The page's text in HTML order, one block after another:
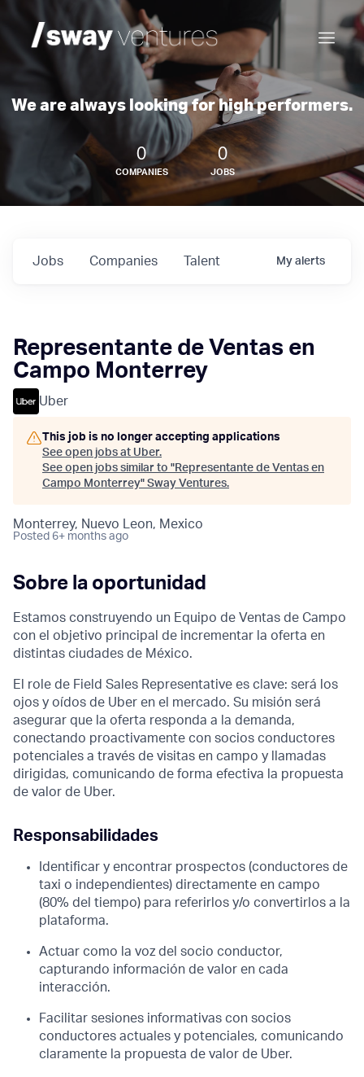
We are always looking for high performers.
0
COMPANIES
0
JOBS
Jobs Companies Talent My alerts
Representante de Ventas en
Campo Monterrey
Uber
This job is no longer accepting applications
See open jobs at Uber.
See open jobs similar to "Representante de Ventas en
Campo Monterrey" Sway Ventures.
Monterrey, Nuevo Leon, Mexico
Posted 6+ months ago
Sobre la oportunidad
Estamos construyendo un Equipo de Ventas de Campo
con el objetivo principal de incrementar la oferta en
distintas ciudades de México.
El role de Field Sales Representative es clave: será los
ojos y oídos de Uber en el mercado. Su misión será
asegurar que la oferta responda a la demanda,
conectando proactivamente con socios conductores
potenciales a través de visitas en campo y llamadas
dirigidas, comunicando de forma efectiva la propuesta
de valor de Uber.
Responsabilidades
Identificar y encontrar prospectos (conductores de
taxi o independientes) directamente en campo
(80% del tiempo) para referirlos y/o convertirlos a la
plataforma.
Actuar como la voz del socio conductor,
capturando información de valor en cada
interacción.
Facilitar sesiones informativas con socios
conductores actuales y potenciales, comunicando
claramente la propuesta de valor de Uber.